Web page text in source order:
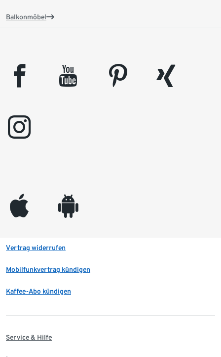
Balkonmöbel
facebook youtube pinterest
xing
instagram
appleinc android
Vertrag widerrufen
Mobilfunkvertrag kündigen
Kaffee-Abo kündigen
Service & Hilfe